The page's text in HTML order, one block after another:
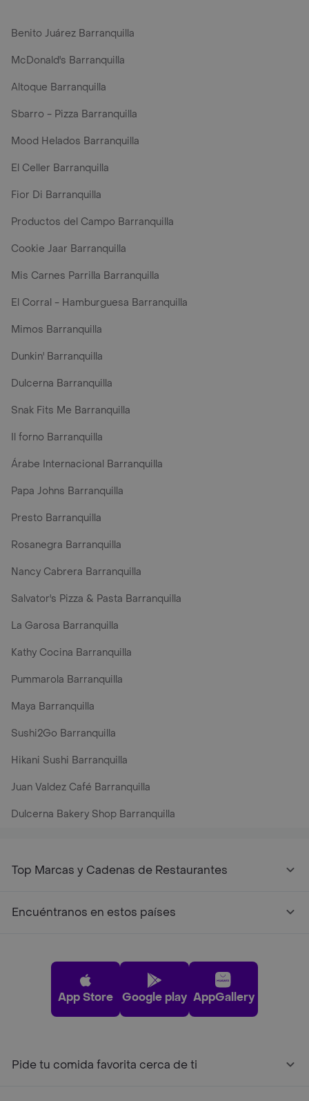
Benito Juárez Barranquilla
McDonald's Barranquilla
Altoque Barranquilla
Sbarro - Pizza Barranquilla
Mood Helados Barranquilla
El Celler Barranquilla
Fior Di Barranquilla
Productos del Campo Barranquilla
Cookie Jaar Barranquilla
Mis Carnes Parrilla Barranquilla
El Corral - Hamburguesa Barranquilla
Mimos Barranquilla
Dunkin' Barranquilla
Dulcerna Barranquilla
Snak Fits Me Barranquilla
Il forno Barranquilla
Árabe Internacional Barranquilla
Papa Johns Barranquilla
Presto Barranquilla
Rosanegra Barranquilla
Nancy Cabrera Barranquilla
Salvator's Pizza & Pasta Barranquilla
La Garosa Barranquilla
Kathy Cocina Barranquilla
Pummarola Barranquilla
Maya Barranquilla
Sushi2Go Barranquilla
Hikani Sushi Barranquilla
Juan Valdez Café Barranquilla
Dulcerna Bakery Shop Barranquilla
Top Marcas y Cadenas de Restaurantes
Encuéntranos en estos países
App Store Google play AppGallery
Pide tu comida favorita cerca de ti